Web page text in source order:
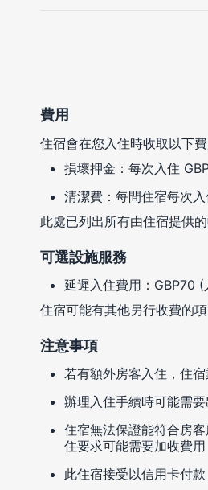
費用
住宿會在您入住時收取以下
損壞押金：每次入住
清潔費：每間住宿每次
此處已列出所有由住宿提供的
可選設施服務
延遲入住費用：GBP70
住宿可能有其他另行收費的
注意事項
若有額外房客入住，住
辦理入住手續時可能需
住宿無法保證能符合房
住要求可能需要加收費用
此住宿接受以信用卡付